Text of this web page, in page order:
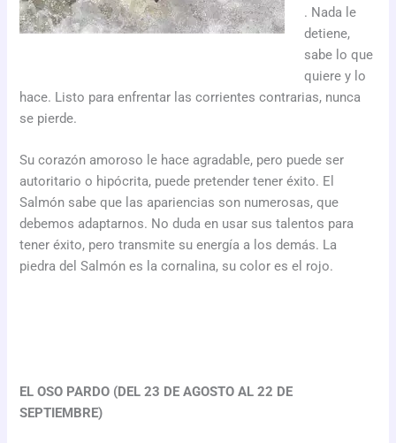
. Nada le
detiene,
sabe lo que
quiere y lo
hace. Listo para enfrentar las corrientes contrarias, nunca
se pierde.
Su corazón amoroso le hace agradable, pero puede ser
autoritario o hipócrita, puede pretender tener éxito. El
Salmón sabe que las apariencias son numerosas, que
debemos adaptarnos. No duda en usar sus talentos para
tener éxito, pero transmite su energía a los demás. La
piedra del Salmón es la cornalina, su color es el rojo.
EL OSO PARDO (DEL 23 DE AGOSTO AL 22 DE
SEPTIEMBRE)